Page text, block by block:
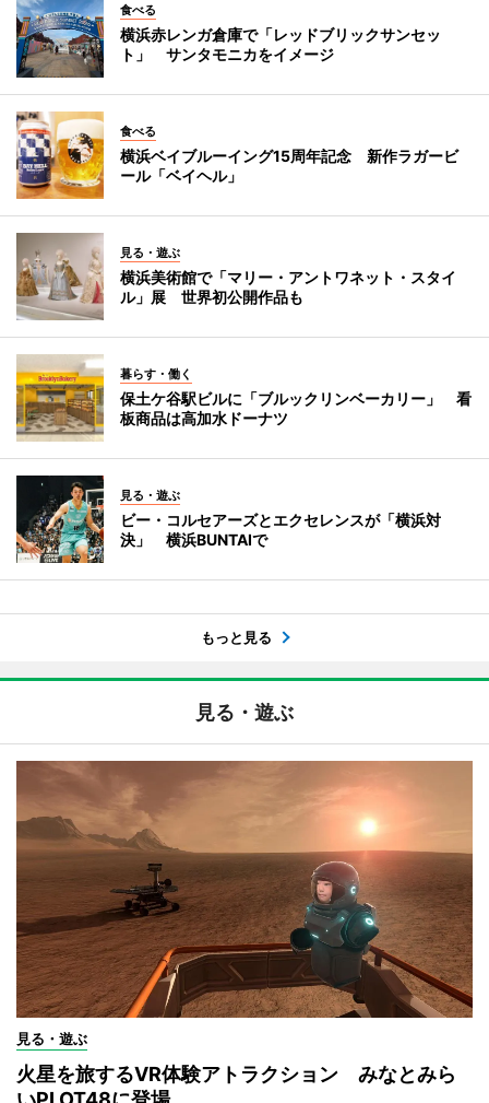
食べる
横浜赤レンガ倉庫で「レッドブリックサンセッ
ト」 サンタモニカをイメージ
食べる
横浜ベイブルーイング15周年記念 新作ラガービ
ール「ベイヘル」
見る・遊ぶ
横浜美術館で「マリー・アントワネット・スタイ
ル」展 世界初公開作品も
暮らす・働く
保土ケ谷駅ビルに「ブルックリンベーカリー」 看
板商品は高加水ドーナツ
見る・遊ぶ
ビー・コルセアーズとエクセレンスが「横浜対
決」 横浜BUNTAIで
もっと見る
見る・遊ぶ
見る・遊ぶ
火星を旅するVR体験アトラクション みなとみら